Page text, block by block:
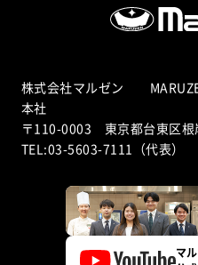
株式会社マルゼン
本社
〒110-0003 東京都台東区根
TEL:03-5603-7111（代表）
マ